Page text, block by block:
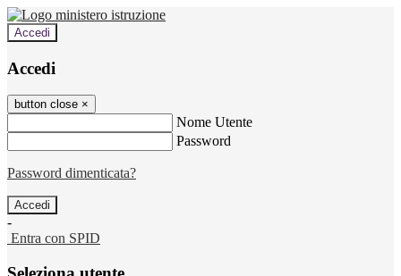
Accedi
Accedi
button close ×
Nome Utente
Password
Password dimenticata?
-
Entra con SPID